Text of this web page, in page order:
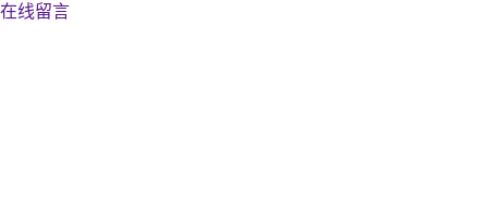
在线留言